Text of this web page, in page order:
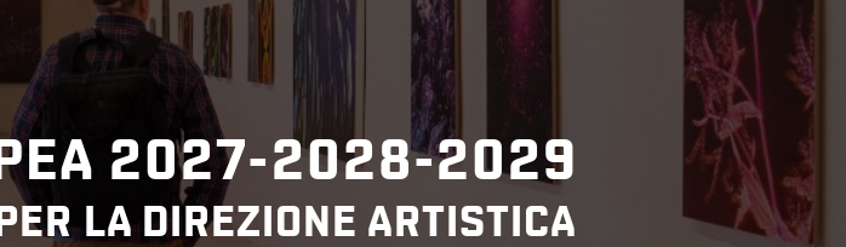
2027-2028-2029
LA DIREZIONE ARTISTICA